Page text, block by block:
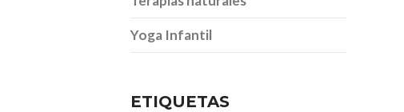
Yoga Infantil
ETIQUETAS